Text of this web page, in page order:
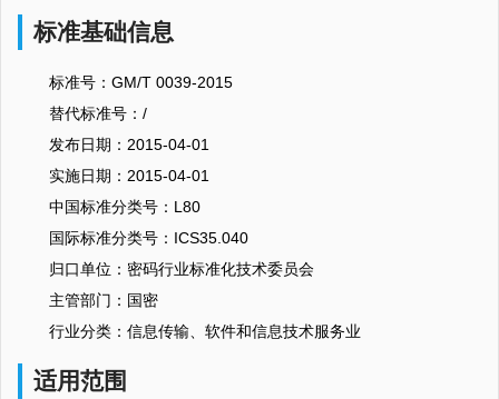
标准基础信息
标准号：GM/T 0039-2015
替代标准号：/
发布日期：2015-04-01
实施日期：2015-04-01
中国标准分类号：L80
国际标准分类号：ICS35.040
归口单位：密码行业标准化技术委员会
主管部门：国密
行业分类：信息传输、软件和信息技术服务业
适用范围